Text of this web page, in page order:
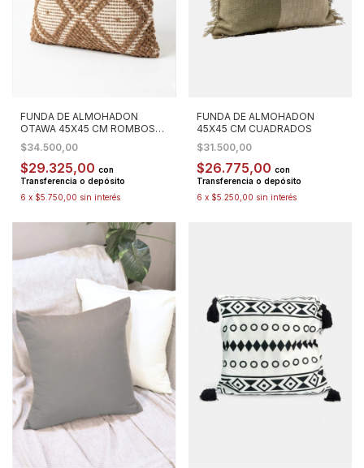
FUNDA DE ALMOHADON
OTAWA 45X45 CM ROMBOS
CON BORLAS
$34.500,00
$29.325,00 con
Transferencia o depósito
6 x $5.750,00 sin interés
FUNDA DE ALMOHADON
45X45 CM CUADRADOS
$31.500,00
$26.775,00 con
Transferencia o depósito
6 x $5.250,00 sin interés